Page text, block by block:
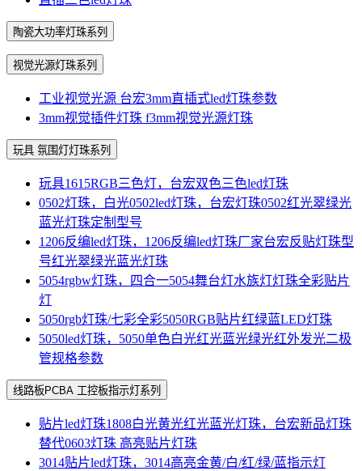
陶瓷大功率灯珠系列
视觉光源灯珠系列
工业视觉光源 台宏3mm直插式led灯珠参数
3mm视觉插件灯珠 f3mm视觉光源灯珠
玩具 氛围灯灯珠系列
玩具1615RGB三色灯，台宏双色三色led灯珠
0502灯珠，白光0502led灯珠，台宏灯珠0502红光翠绿光
蓝光灯珠定制型号
1206反编led灯珠，1206反编led灯珠厂家台宏反贴灯珠型
号红光翠绿光蓝光灯珠
5054rgbw灯珠，四合一5054舞台灯水族灯灯珠全彩贴片
灯
5050rgb灯珠/七彩全彩5050RGB贴片红绿蓝LED灯珠
5050led灯珠，5050单色白光红光蓝光绿光红外发光二极
管规格参数
线路板PCBA 工控板指示灯系列
贴片led灯珠1808白光黄光红光蓝光灯珠，台宏新品灯珠
替代0603灯珠 高亮贴片灯珠
3014贴片led灯珠，3014高亮金黄/白/红/绿/蓝指示灯